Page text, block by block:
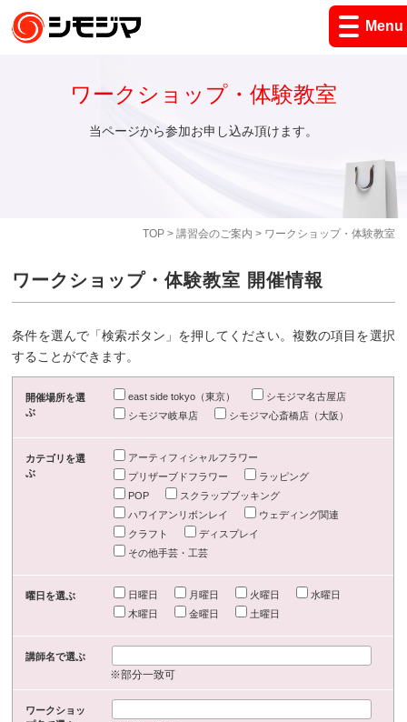
Menu
TOP> 講習会のご案内 > ワークショップ・体験教室
ワークショップ・体験教室
当ページから参加お申し込み頂けます。
ワークショップ・体験教室 開催情報
条件を選んで「検索ボタン」を押してください。複数の項目を選択
することができます。
開催場所を選
ぶ
east side tokyo（東京）
シモジマ名古屋店
シモジマ岐阜店
シモジマ心斎橋店（大阪）
カテゴリを選
ぶ
アーティフィシャルフラワー
プリザーブドフラワー
ラッピング
POP
スクラップブッキング
ハワイアンリボンレイ
ウェディング関連
クラフト
ディスプレイ
その他手芸・工芸
曜日を選ぶ 日曜日 月曜日 火曜日
水曜日
木曜日
金曜日 土曜日
講師名で選ぶ
※部分一致可
ワークショッ